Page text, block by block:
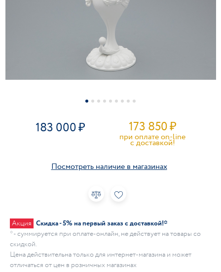
183 000 173 850₽
при оплате on-line
c доставкой!
Посмотреть наличие в магазинах
Акция Скидка - 5% на первый заказ с доставкой!*
* - суммируется при оплате-онлайн, не действует на товары со
скидкой.
Цена действительна только для интернет-магазина и может
отличаться от цен в розничных магазинах